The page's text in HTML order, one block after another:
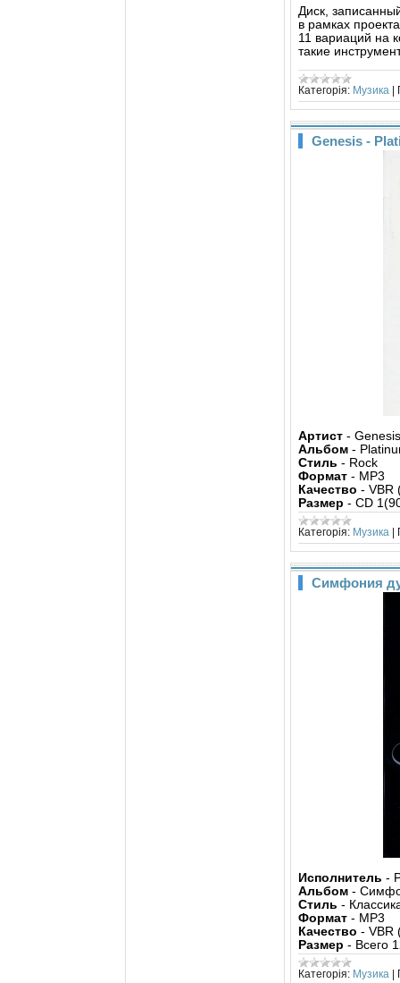
Диск,
в рамках
11 вариаций на
такие
Категорія: Музика
Genesis -
Артист - Genesis
Альбом -
Стиль - Rock
Формат - MP3
Качество - VBR
Размер - CD
Категорія: Музика |
Симфония
Исполнитель -
Альбом -
Стиль -
Формат - MP3
Качество - VBR
Размер - Всего
Категорія: Музика |